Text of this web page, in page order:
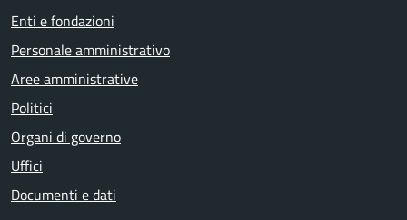
Enti e fondazioni
Personale amministrativo
Aree amministrative
Politici
Organi di governo
Uffici
Documenti e dati